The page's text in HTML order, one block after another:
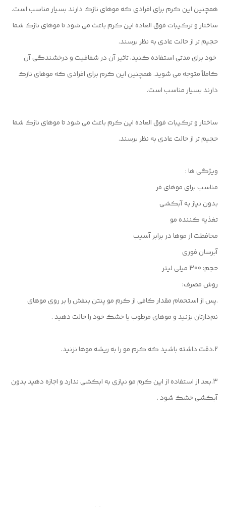
همچنین این کرم برای افرادی که موهای نازک دارند بسیار مناسب است.
ساختار و ترکیبات فوق العاده این کرم باعث می شود تا موهای نازک شما
حجیم تر از حالت عادی به نظر برسند.
خود برای مدتی استفاده کنید، تاثیر آن در شفافیت و درخشندگی آن
کاملاً متوجه می شوید. همچنین این کرم برای افرادی که موهای نازک
دارند بسیار مناسب است.
ساختار و ترکیبات فوق العاده این کرم باعث می شود تا موهای نازک شما
حجیم تر از حالت عادی به نظر برسند.
ویژگی ها :
مناسب برای موهای فر
بدون نیاز به آبکشی
تغذیه کننده مو
محافظت از موها در برابر آسیب
آبرسان فوری
حجم: 300 میلی لیتر
روش مصرف:
.پس از استحمام مقدار کافی از کرم مو پنتن بنفش را بر روی موهای
نم‌دارتان بزنید و موهای مرطوب یا خشک خود را حالت دهید .
2.دقت داشته باشید که کرم مو را به ریشه موها نزنید.
3.بعد از استفاده از این کرم مو نیازی به ابکشی ندارد و اجازه دهید بدون
آبکشی خشک شود .